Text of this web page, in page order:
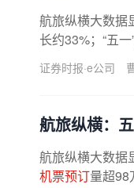
航旅纵横大数据
长约33%；“五
多家在线旅游平
证券时报·e公司
航旅纵横：
航旅纵横大数据
机票预订量超98